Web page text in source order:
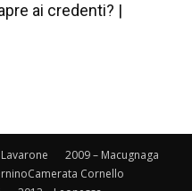
ai credenti? |
2009 – Macugnaga
Cornello